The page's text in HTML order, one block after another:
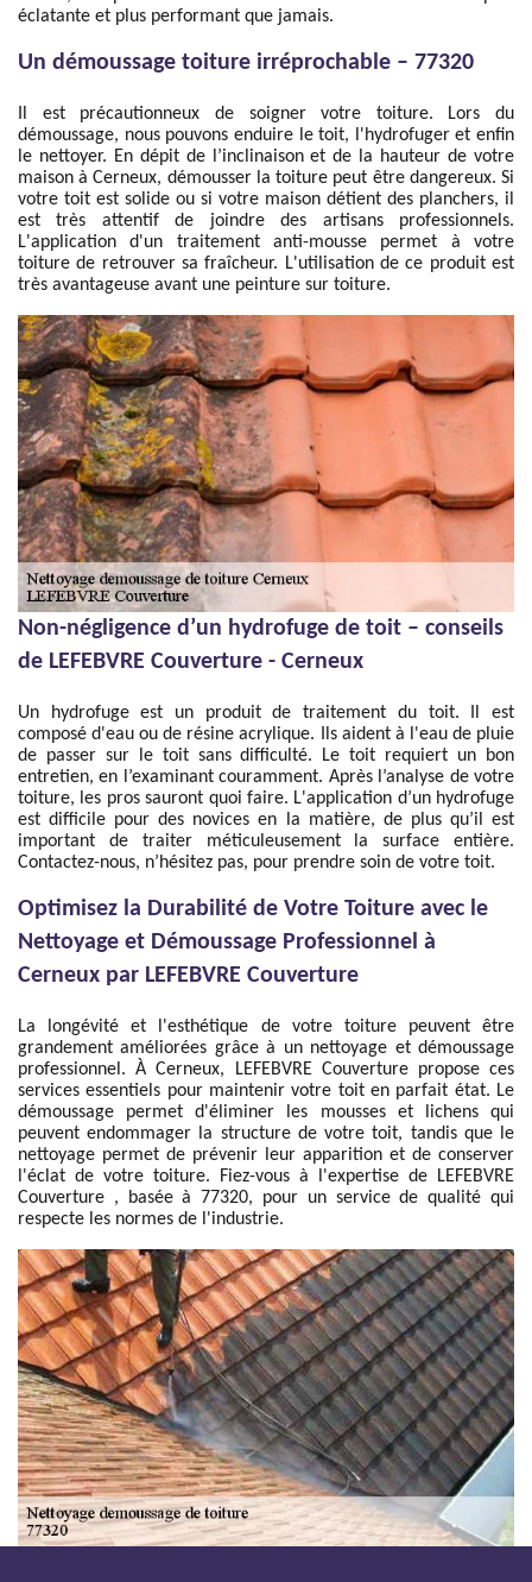
éclatante et plus performant que jamais.
Un démoussage toiture irréprochable – 77320
Il est précautionneux de soigner votre toiture. Lors du
démoussage, nous pouvons enduire le toit, l'hydrofuger et enfin
le nettoyer. En dépit de l’inclinaison et de la hauteur de votre
maison à Cerneux, démousser la toiture peut être dangereux. Si
votre toit est solide ou si votre maison détient des planchers, il
est très attentif de joindre des artisans professionnels.
L'application d'un traitement anti-mousse permet à votre
toiture de retrouver sa fraîcheur. L'utilisation de ce produit est
très avantageuse avant une peinture sur toiture.
Non-négligence d’un hydrofuge de toit – conseils
de LEFEBVRE Couverture - Cerneux
Un hydrofuge est un produit de traitement du toit. Il est
composé d'eau ou de résine acrylique. Ils aident à l'eau de pluie
de passer sur le toit sans difficulté. Le toit requiert un bon
entretien, en l’examinant couramment. Après l’analyse de votre
toiture, les pros sauront quoi faire. L'application d’un hydrofuge
est difficile pour des novices en la matière, de plus qu’il est
important de traiter méticuleusement la surface entière.
Contactez-nous, n’hésitez pas, pour prendre soin de votre toit.
Optimisez la Durabilité de Votre Toiture avec le
Nettoyage et Démoussage Professionnel à
Cerneux par LEFEBVRE Couverture
La longévité et l'esthétique de votre toiture peuvent être
grandement améliorées grâce à un nettoyage et démoussage
professionnel. À Cerneux, LEFEBVRE Couverture propose ces
services essentiels pour maintenir votre toit en parfait état. Le
démoussage permet d'éliminer les mousses et lichens qui
peuvent endommager la structure de votre toit, tandis que le
nettoyage permet de prévenir leur apparition et de conserver
l'éclat de votre toiture. Fiez-vous à l'expertise de LEFEBVRE
Couverture , basée à 77320, pour un service de qualité qui
respecte les normes de l'industrie.